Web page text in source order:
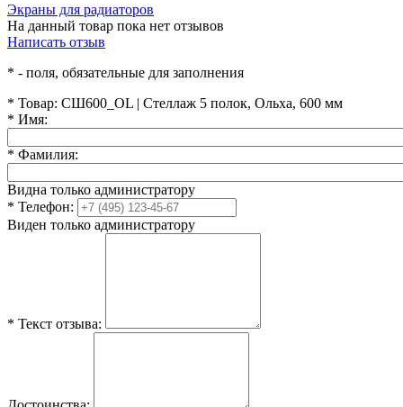
Экраны для радиаторов
На данный товар пока нет отзывов
Написать отзыв
* - поля, обязательные для заполнения
* Товар: СШ600_OL | Стеллаж 5 полок, Ольха, 600 мм
* Имя:
* Фамилия:
Видна только администратору
* Телефон:
Виден только администратору
* Текст отзыва: